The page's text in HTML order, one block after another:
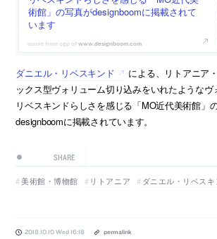
術館」の写真がdesignboomに掲載されて
います
www.designboom.com
ダニエル・リベスキンド
による、リトアニア
ックス型ヴォリューム切り込みをいれたような
リベスキンドらしさを感じる「MO近代美術館」の
designboomに掲載されています。
SHARE
美術館・博物館 リトアニア ダニエル・リベスキ
2018.10.10 Wed 16:18 permalink